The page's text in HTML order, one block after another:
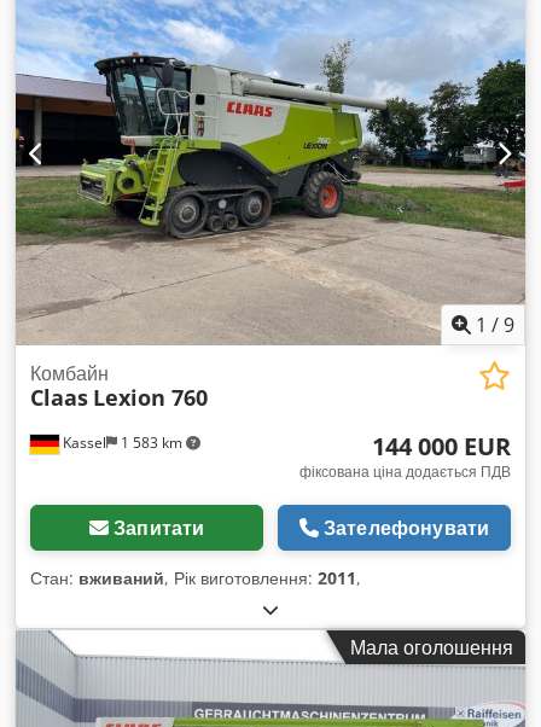
1 /9
Kassel 1 583 km
Комбайн
Claas Lexion 760
144 000 EUR
фіксована ціна додається ПДВ
Запитати Зателефонувати
Стан: вживаний, Рік виготовлення: 2011,
Мала оголошення